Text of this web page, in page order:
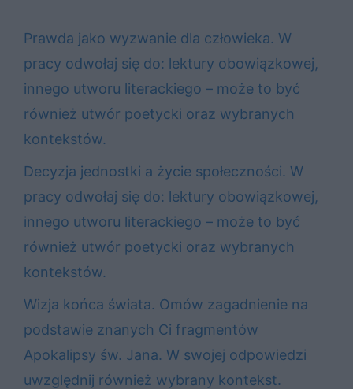
Prawda jako wyzwanie dla człowieka. W
pracy odwołaj się do: lektury obowiązkowej,
innego utworu literackiego – może to być
również utwór poetycki oraz wybranych
kontekstów.
Decyzja jednostki a życie społeczności. W
pracy odwołaj się do: lektury obowiązkowej,
innego utworu literackiego – może to być
również utwór poetycki oraz wybranych
kontekstów.
Wizja końca świata. Omów zagadnienie na
podstawie znanych Ci fragmentów
Apokalipsy św. Jana. W swojej odpowiedzi
uwzględnij również wybrany kontekst.